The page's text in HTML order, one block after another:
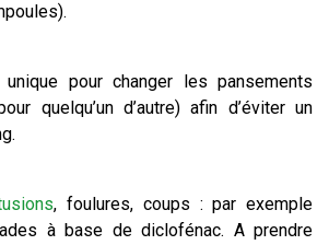
pour changer les pansements
quelqu’un d’autre) afin d’éviter un
, foulures, coups : par exemple
à base de diclofénac. A prendre